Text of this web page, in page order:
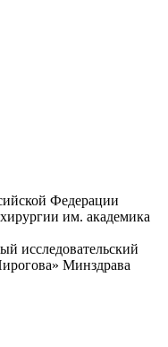
Федерации
им. академика
исследовательский
Минздрава